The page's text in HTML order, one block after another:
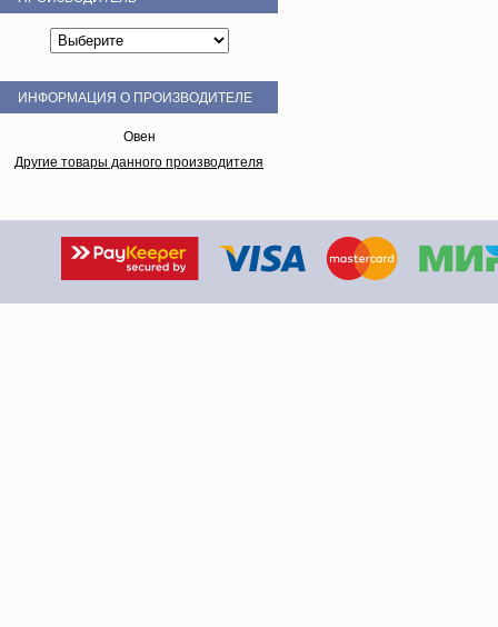
ИНФОРМАЦИЯ О ПРОИЗВОДИТЕЛЕ
Овен
Другие товары данного производителя